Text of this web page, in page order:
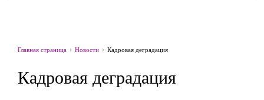
Главная страница Новости Кадровая деградация
Кадровая деградация